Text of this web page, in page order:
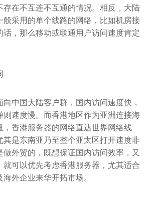
存在不互连不互通的情况。相反，大陆
般采用的单个线路的网络，比如机房接
话，那么移动或联通用户访问速度肯定
中国大陆客户群，国内访问速度快，
则速度慢。而香港地区作为亚洲连接海
，香港服务器的网络直达世界网络线
其是东南亚乃至整个亚太区打开速度非
做外贸的，既想保证国内访问效率，又
就可以优先考虑香港服务器，尤其适合
外企业来华开拓市场。